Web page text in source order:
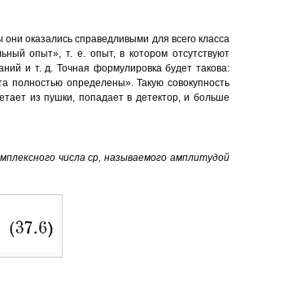
оказались справедливыми для всего класса
опыт», т. е. опыт, в котором отсутствуют
и т. д. Точная формулировка будет такова:
определены». Такую совокупность
из пушки, попадает в детектор, и больше
числа ср, называемого амплитудой